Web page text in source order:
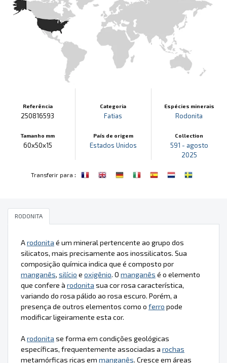
Referência
250816593
Tamanho mm
60x50x15
Categoria
Fatias
País de origem
Estados Unidos
Espécies minerais
Rodonita
Collection
591 - agosto
2025
Transferir para :
RODONITA
Arodonita é um mineral pertencente ao grupo dos
silicatos, mais precisamente aos inossilicatos. Sua
composição química indica que é composto por
manganês, silício e oxigênio. O manganês é o elemento
que confere à rodonita sua cor rosa característica,
variando do rosa pálido ao rosa escuro. Porém, a
presença de outros elementos como o ferro pode
modificar ligeiramente esta cor.
Arodonita se forma em condições geológicas
específicas, frequentemente associadas a rochas
metamórficas ricas em manganês. Cresce em áreas